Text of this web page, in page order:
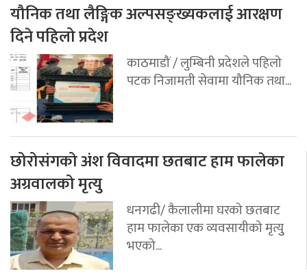
यौनिक तथा लैङ्गिक अल्पसङ्ख्यकलाई आरक्षण
दिने पहिलो प्रदेश
काठमाडौं / लुम्बिनी प्रदेशले पहिलो
पटक निजामती सेवामा यौनिक तथा...
छोरोसंगको अंश विवादमा छतबाट हाम फालेका
अग्रवालको मृत्यु
धनगढी/ कैलालीमा घरको छतबाट
हाम फालेका एक व्यवसायीको मृत्युु
भएको...